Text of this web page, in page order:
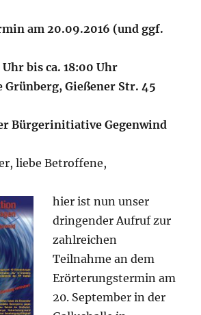
am 20.09.2016 (und ggf.
bis ca. 18:00 Uhr
Grünberg, Gießener Str. 45
Bürgerinitiative Gegenwind
liebe Betroffene,
hier ist nun unser
dringender Aufruf zur
zahlreichen
Teilnahme an dem
Erörterungstermin am
20. September in der